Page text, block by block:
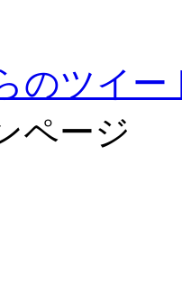
のツイー
ページ